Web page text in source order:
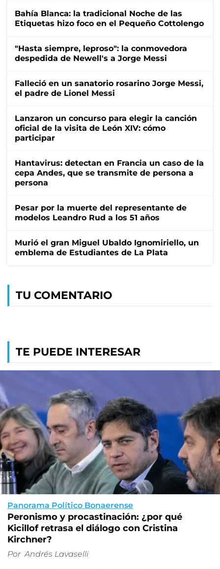
Bahía Blanca: la tradicional Noche de las
Etiquetas hizo foco en el Pequeño Cottolengo
"Hasta siempre, leproso": la conmovedora
despedida de Newell's a Jorge Messi
Falleció en un sanatorio rosarino Jorge Messi,
el padre de Lionel Messi
Lanzaron un concurso para elegir la canción
oficial de la visita de León XIV: cómo
participar
Hantavirus: detectan en Francia un caso de la
cepa Andes, que se transmite de persona a
persona
Pesar por la muerte del representante de
modelos Leandro Rud a los 51 años
Murió el gran Miguel Ubaldo Ignomiriello, un
emblema de Estudiantes de La Plata
TU COMENTARIO
TE PUEDE INTERESAR
Panorama Político Bonaerense
Peronismo y procastinación: ¿por qué
Kicillof retrasa el diálogo con Cristina
Kirchner?
Por Andrés Lavaselli